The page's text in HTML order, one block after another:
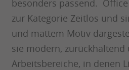
besonders passend.
zur Kategorie Zeitlos und
und mattem Motiv
sie modern,
Arbeitsbereiche, in denen